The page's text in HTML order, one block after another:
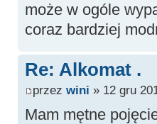
może w ogóle
coraz bardziej
Re: Alkomat .
przez wini » 12 gru
Mam mętne